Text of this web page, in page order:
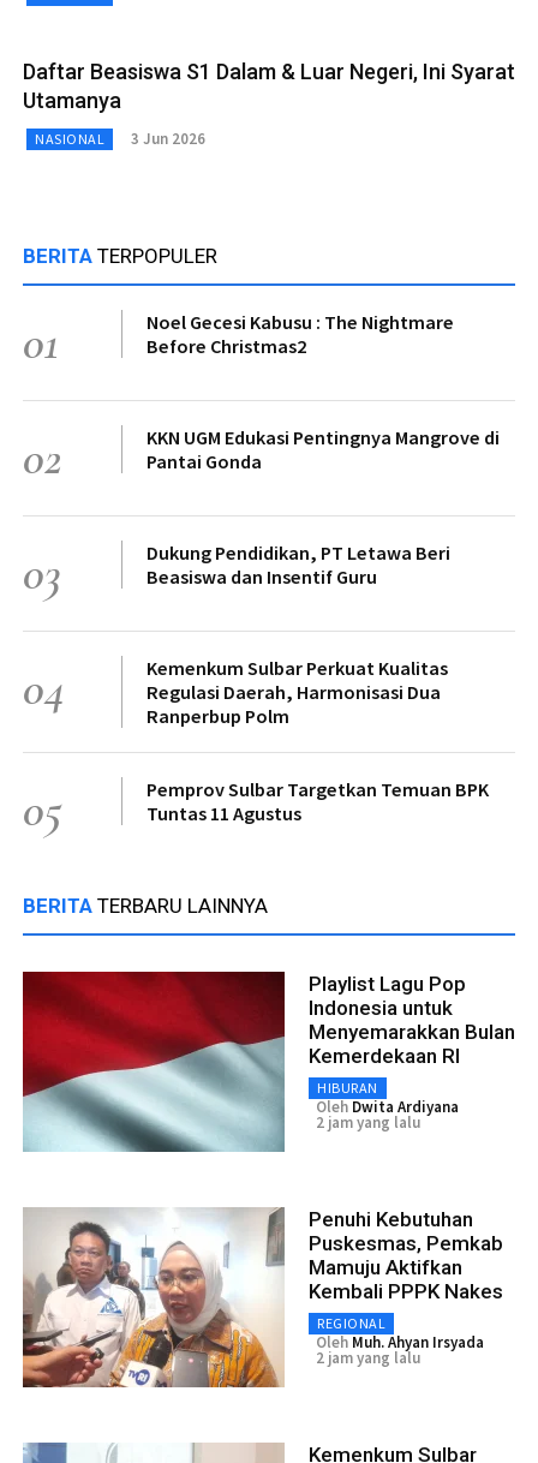
Daftar Beasiswa S1 Dalam & Luar Negeri, Ini Syarat
Utamanya
NASIONAL 3 Jun 2026
BERITA TERPOPULER
01
Noel Gecesi Kabusu : The Nightmare
Before Christmas2
02
KKN UGM Edukasi Pentingnya Mangrove di
Pantai Gonda
03
Dukung Pendidikan, PT Letawa Beri
Beasiswa dan Insentif Guru
04
Kemenkum Sulbar Perkuat Kualitas
Regulasi Daerah, Harmonisasi Dua
Ranperbup Polm
05
Pemprov Sulbar Targetkan Temuan BPK
Tuntas 11 Agustus
BERITA TERBARU LAINNYA
Playlist Lagu Pop
Indonesia untuk
Menyemarakkan Bulan
Kemerdekaan RI
HIBURAN
Oleh Dwita Ardiyana
2 jam yang lalu
Penuhi Kebutuhan
Puskesmas, Pemkab
Mamuju Aktifkan
Kembali PPPK Nakes
REGIONAL
Oleh Muh. Ahyan Irsyada
2 jam yang lalu
Kemenkum Sulbar